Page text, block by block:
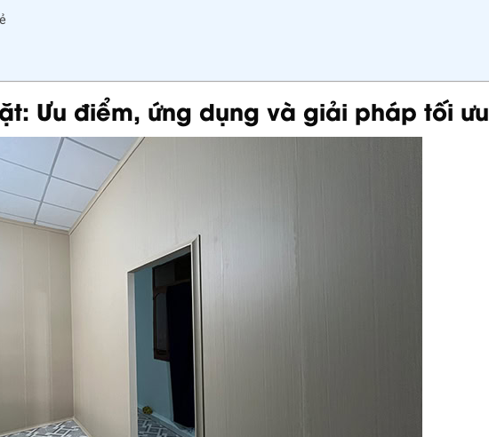
Ưu điểm, ứng dụng và giải pháp tối ưu